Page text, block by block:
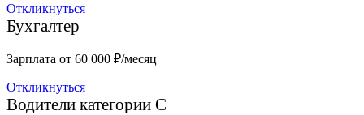
Откликнуться
Бухгалтер
Зарплата от 60 000 ₽/месяц
Откликнуться
Водители категории С